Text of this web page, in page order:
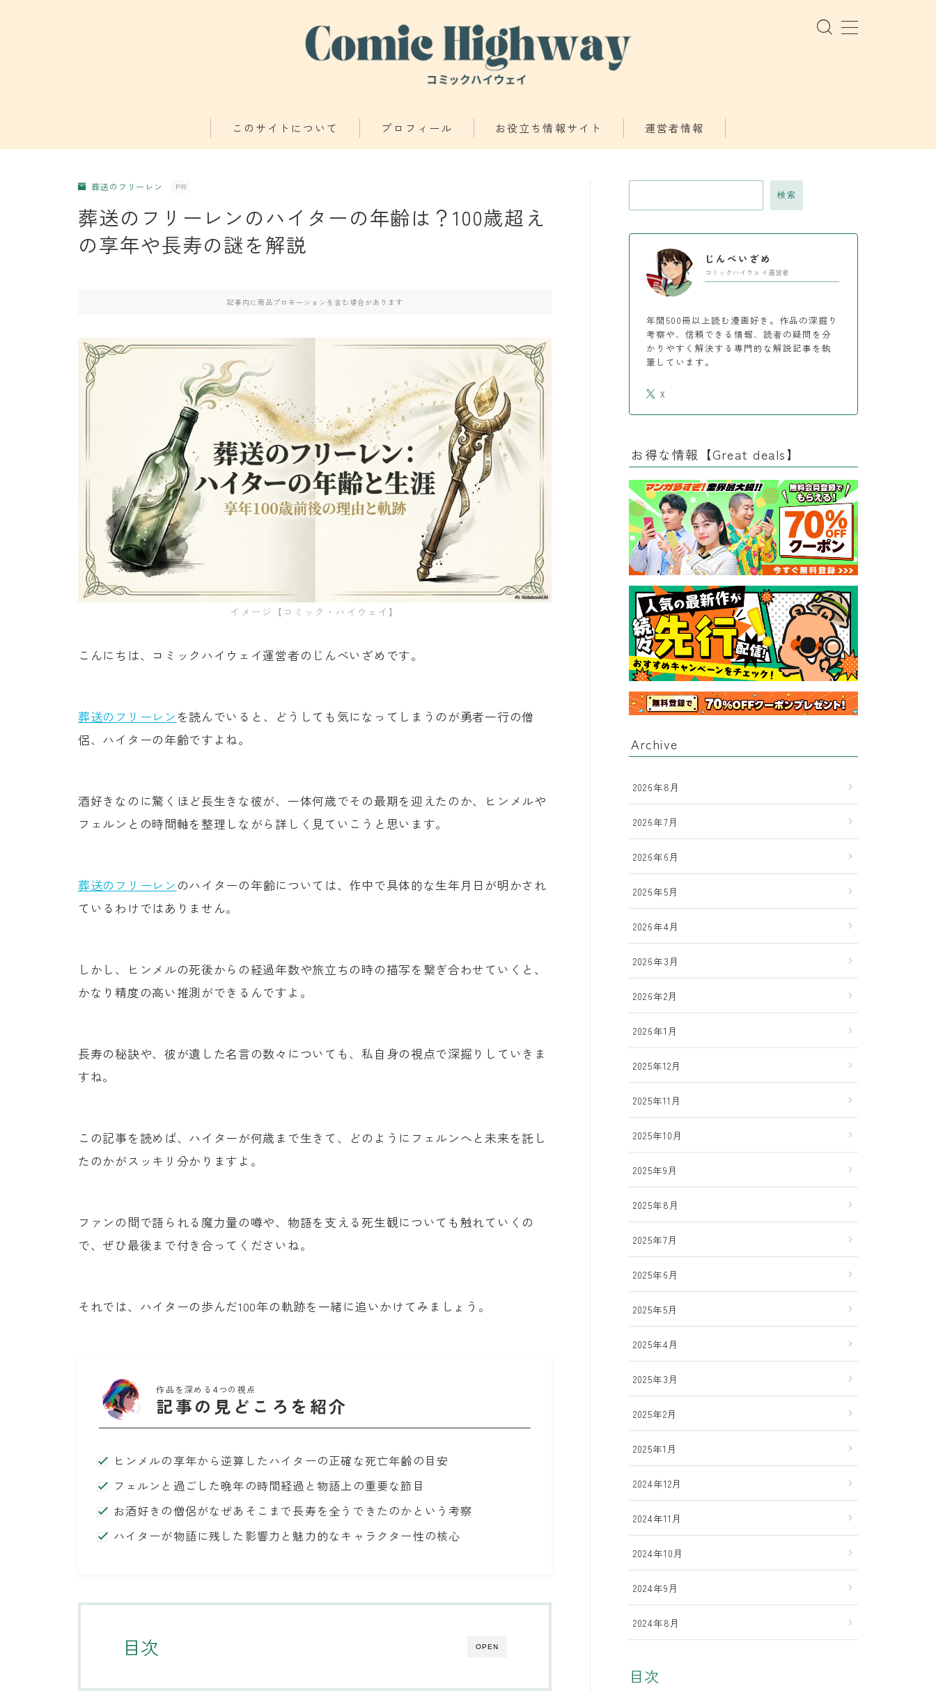
このサイトについて プロフィール お役立ち情報サイト 運営者情報
少年・青年向け
TL・BL漫画
漫画
葬送のフリーレン
みいちゃんと山田さん
作戦名は純情
枯れた花に涙を
よくある令嬢転生だと思ったのに
薬屋のひとりごと
黒執事
泣いてみろ、乞うてもいい
君に届け
葬送のフリーレン PR
葬送のフリーレンのハイターの年齢は？100歳超え
の享年や長寿の謎を解説
記事内に商品プロモーションを含む場合があります
イメージ【コミック・ハイウェイ】
こんにちは、コミックハイウェイ運営者のじんべいざめです。
葬送のフリーレン を読んでいると、どうしても気になってしまうのが勇者一行の僧
侶、ハイターの年齢ですよね。
酒好きなのに驚くほど長生きな彼が、一体何歳でその最期を迎えたのか、ヒンメルや
フェルンとの時間軸を整理しながら詳しく見ていこうと思います。
葬送のフリーレン のハイターの年齢については、作中で具体的な生年月日が明かされ
ているわけではありません。
しかし、ヒンメルの死後からの経過年数や旅立ちの時の描写を繋ぎ合わせていくと、
かなり精度の高い推測ができるんですよ。
長寿の秘訣や、彼が遺した名言の数々についても、私自身の視点で深掘りしていきま
すね。
この記事を読めば、ハイターが何歳まで生きて、どのようにフェルンへと未来を託し
たのかがスッキリ分かりますよ。
ファンの間で語られる魔力量の噂や、物語を支える死生観についても触れていくの
で、ぜひ最後まで付き合ってくださいね。
それでは、ハイターの歩んだ100年の軌跡を一緒に追いかけてみましょう。
作品を深める4つの視点
記事の見どころを紹介
ヒンメルの享年から逆算したハイターの正確な死亡年齢の目安
フェルンと過ごした晩年の時間経過と物語上の重要な節目
お酒好きの僧侶がなぜあそこまで長寿を全うできたのかという考察
ハイターが物語に残した影響力と魅力的なキャラクター性の核心
OPEN
目次
検索
じんべいざめ
コミックハイウェイ運営者
年間500冊以上読む漫画好き。作品の深掘り
考察や、信頼できる情報、読者の疑問を分
かりやすく解決する専門的な解説記事を執
筆しています。
X
お得な情報【Great deals】
Archive
2026年8月
2026年7月
2026年6月
2026年5月
2026年4月
2026年3月
2026年2月
2026年1月
2025年12月
2025年11月
2025年10月
2025年9月
2025年8月
2025年7月
2025年6月
2025年5月
2025年4月
2025年3月
2025年2月
2025年1月
2024年12月
2024年11月
2024年10月
2024年9月
2024年8月
目次